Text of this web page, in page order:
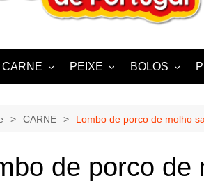
CARNE
FRANGO, PERÚ, PATO
PEIXE
POLVO, LULAS, CHOCO
BOLOS
BISCOITOS
PASTEIS,
CUPCAKES
CARNE Lombo de porco de molho
de porco de